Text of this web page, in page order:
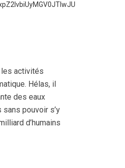
les activités
Hélas, il
des eaux
pouvoir s’y
d’humains